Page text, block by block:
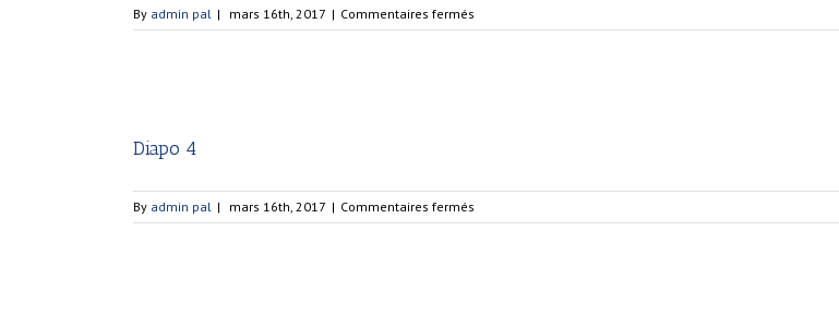
By admin pal | mars 16th, 2017 | Commentaires fermés
Diapo
Diapo 4
By admin pal | mars 16th, 2017 | Commentaires fermés
Diapo